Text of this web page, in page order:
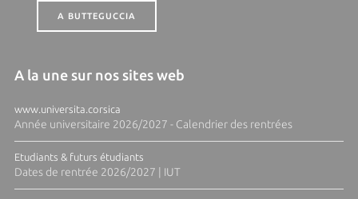
A BUTTEGUCCIA
A la une sur nos sites web
www.universita.corsica
Année universitaire 2026/2027 - Calendrier des rentrées
Etudiants & futurs étudiants
Dates de rentrée 2026/2027 | IUT